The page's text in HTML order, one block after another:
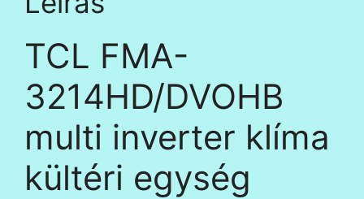
TCL FMA-
3214HD/DVOHB
multi inverter klíma
kültéri egység